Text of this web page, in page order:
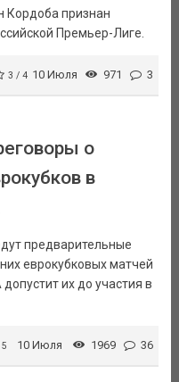
признан
Премьер-Лиге.
3 / 4 10 Июля 971 3
о
в
предварительные
еврокубковых матчей
их до участия в
10 Июля 1969 36